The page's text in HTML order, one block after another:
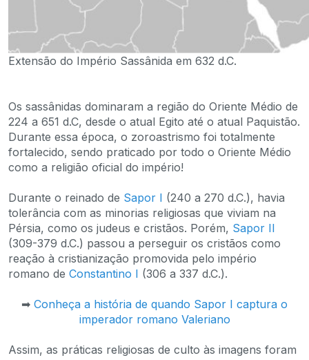
Extensão do Império Sassânida em 632 d.C.
Os sassânidas dominaram a região do Oriente Médio de
224 a 651 d.C, desde o atual Egito até o atual Paquistão.
Durante essa época, o zoroastrismo foi totalmente
fortalecido, sendo praticado por todo o Oriente Médio
como a religião oficial do império!
Durante o reinado de Sapor I (240 a 270 d.C.), havia
tolerância com as minorias religiosas que viviam na
Pérsia, como os judeus e cristãos. Porém, Sapor II
(309-379 d.C.) passou a perseguir os cristãos como
reação à cristianização promovida pelo império
romano de Constantino I (306 a 337 d.C.).
➡ Conheça a história de quando Sapor I captura o
imperador romano Valeriano
Assim, as práticas religiosas de culto às imagens foram